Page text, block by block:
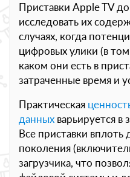
Приставки Apple TV
исследовать их
случаях, когда
цифровых улики (в
каком они есть в
затраченные время и
Практическая
данных варьируется в
Все приставки вплоть
поколения
загрузчика, что